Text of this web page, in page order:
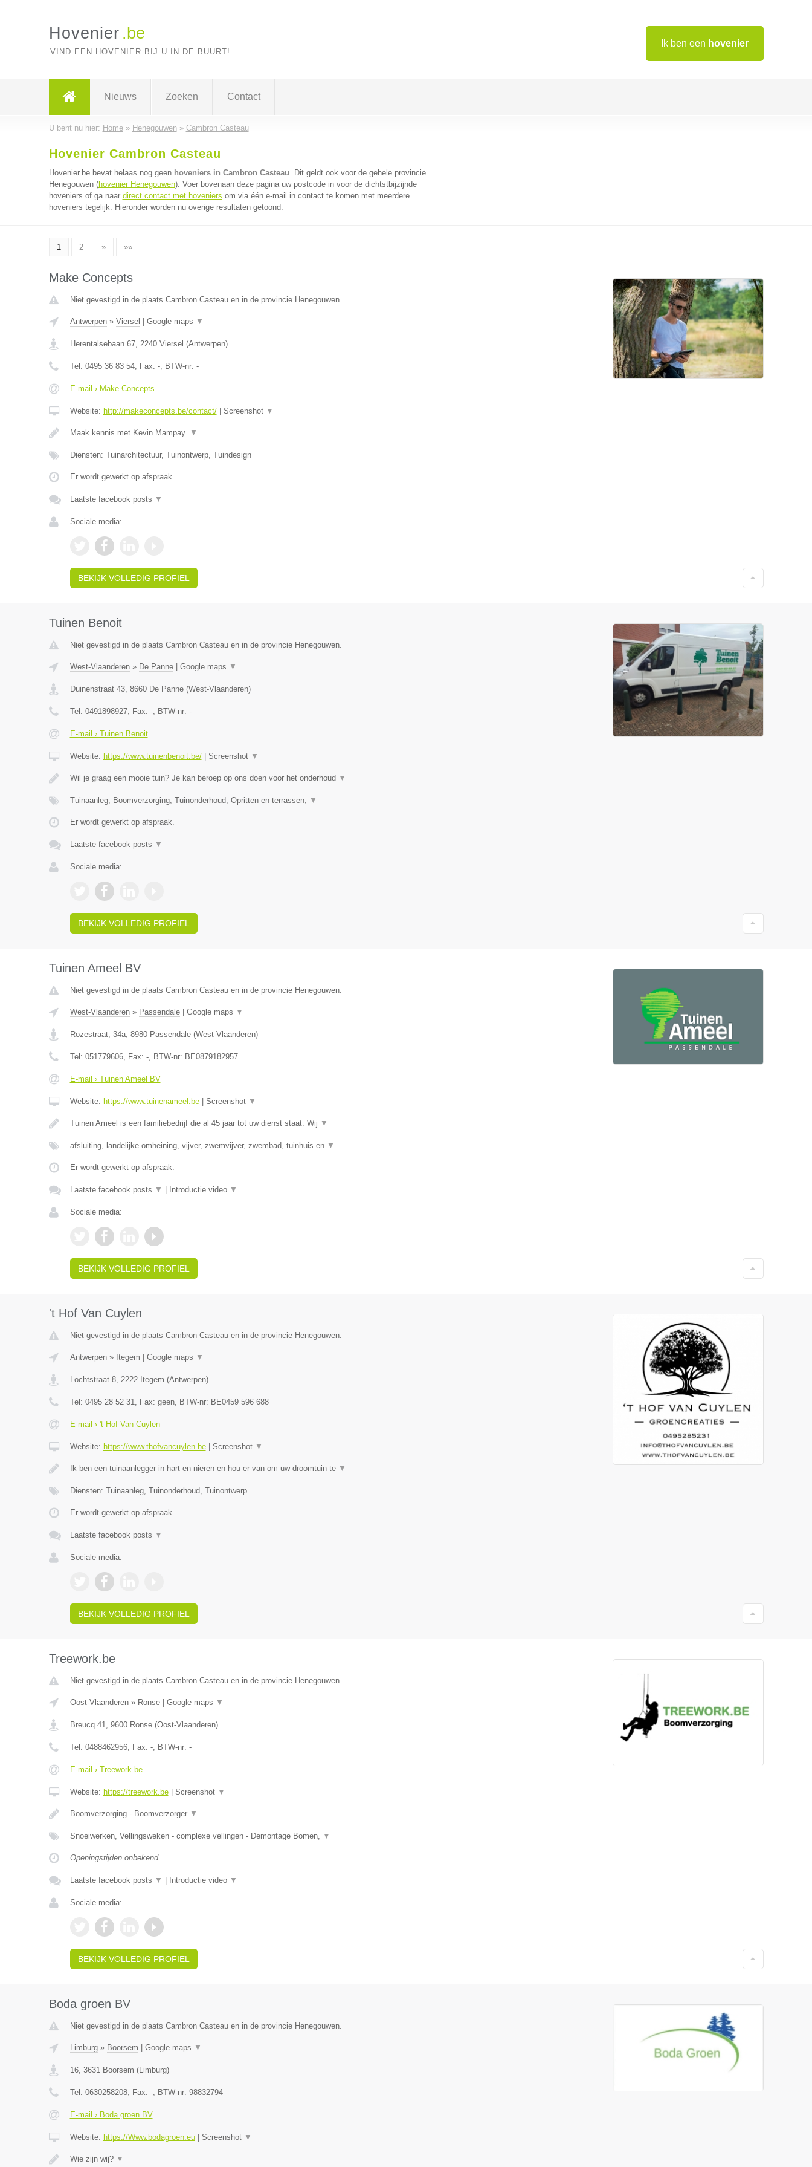
Ik ben een hovenier
Hovenier .be
VIND EEN HOVENIER BIJ U IN DE BUURT!
Nieuws Zoeken Contact
U bent nu hier: Home» Henegouwen» Cambron Casteau
Hovenier Cambron Casteau
Hovenier.be bevat helaas nog geen hoveniers in Cambron Casteau. Dit geldt ook voor de gehele provincie
Henegouwen (hovenier Henegouwen). Voer bovenaan deze pagina uw postcode in voor de dichtstbijzijnde
hoveniers of ga naar direct contact met hoveniers om via één e-mail in contact te komen met meerdere
hoveniers tegelijk. Hieronder worden nu overige resultaten getoond.
1 2 » »»
Make Concepts
Niet gevestigd in de plaats Cambron Casteau en in de provincie Henegouwen.
Antwerpen» Viersel Google maps ▼
Herentalsebaan 67, 2240 Viersel (Antwerpen)
Tel: 0495 36 83 54, Fax: -, BTW-nr: -
E-mail › Make Concepts
Website: http://makeconcepts.be/contact/| Screenshot ▼
Maak kennis met Kevin Mampay. ▼
Diensten: Tuinarchitectuur, Tuinontwerp, Tuindesign
Er wordt gewerkt op afspraak.
Laatste facebook posts ▼
Sociale media:
BEKIJK VOLLEDIG PROFIEL
Tuinen Benoit
Niet gevestigd in de plaats Cambron Casteau en in de provincie Henegouwen.
West-Vlaanderen» De Panne| Google maps ▼
Duinenstraat 43, 8660 De Panne(West-Vlaanderen)
Tel: 0491898927, Fax: -, BTW-nr: -
E-mail › Tuinen Benoit
Website: https://www.tuinenbenoit.be/| Screenshot ▼
Wil je graag een mooie tuin? Je kan beroep op ons doen voor het onderhoud ▼
Tuinaanleg, Boomverzorging, Tuinonderhoud, Opritten en terrassen, ▼
Er wordt gewerkt op afspraak.
Laatste facebook posts ▼
Sociale media:
BEKIJK VOLLEDIG PROFIEL
Tuinen Ameel BV
Niet gevestigd in de plaats Cambron Casteau en in de provincie Henegouwen.
West-Vlaanderen» Passendale| Google maps ▼
Rozestraat, 34a, 8980 Passendale(West-Vlaanderen)
Tel: 051779606, Fax: -, BTW-nr: BE0879182957
E-mail › Tuinen Ameel BV
Website: https://www.tuinenameel.be| Screenshot ▼
Tuinen Ameel is een familiebedrijf die al 45 jaar tot uw dienst staat. Wij ▼
afsluiting, landelijke omheining, vijver, zwemvijver, zwembad, tuinhuis en ▼
Er wordt gewerkt op afspraak.
Laatste facebook posts ▼ Introductie video ▼
Sociale media:
BEKIJK VOLLEDIG PROFIEL
't Hof Van Cuylen
Niet gevestigd in de plaats Cambron Casteau en in de provincie Henegouwen.
Antwerpen» Itegem Google maps ▼
Lochtstraat 8, 2222 Itegem (Antwerpen)
Tel: 0495 28 52 31, Fax: geen, BTW-nr: BE0459 596 688
E-mail › 't Hof Van Cuylen
Website: https://www.thofvancuylen.be| Screenshot ▼
Ik ben een tuinaanlegger in hart en nieren en hou er van om uw droomtuin te ▼
Diensten: Tuinaanleg, Tuinonderhoud, Tuinontwerp
Er wordt gewerkt op afspraak.
Laatste facebook posts ▼
Sociale media:
BEKIJK VOLLEDIG PROFIEL
Treework.be
Niet gevestigd in de plaats Cambron Casteau en in de provincie Henegouwen.
Oost-Vlaanderen» Ronse| Google maps ▼
Breucq 41, 9600 Ronse(Oost-Vlaanderen)
Tel: 0488462956, Fax: -, BTW-nr: -
E-mail › Treework.be
Website: https://treework.be| Screenshot ▼
Boomverzorging - Boomverzorger ▼
Snoeiwerken, Vellingsweken - complexe vellingen - Demontage Bomen, ▼
Openingstijden onbekend
Laatste facebook posts ▼ Introductie video ▼
Sociale media:
BEKIJK VOLLEDIG PROFIEL
Boda groen BV
Niet gevestigd in de plaats Cambron Casteau en in de provincie Henegouwen.
Limburg» Boorsem Google maps ▼
16, 3631 Boorsem (Limburg)
Tel: 0630258208, Fax: -, BTW-nr: 98832794
E-mail › Boda groen BV
Website: https://Www.bodagroen.eu| Screenshot ▼
Wie zijn wij? ▼